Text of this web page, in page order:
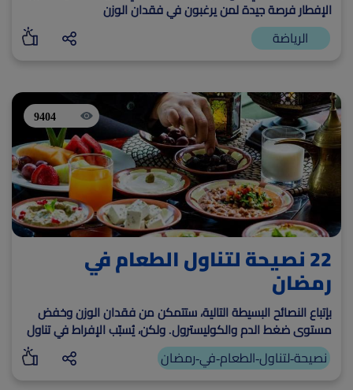
الإفطار فرصة جيدة لمن يرغبون في فقدان الوزن
الرياضة
9404
22 نصيحة لتناول الطعام في
رمضان
بإتباع النصائح البسيطة التالية، ستتمكن من فقدان الوزن وخفض
مستوى ضغط الدم والكوليسترول. ولكن، يُسبّب الإفراط في تناول
الطعام عند الإفطار والسحور بزيادة الوزن
نصيحة-لتناول-الطعام-في-رمضان